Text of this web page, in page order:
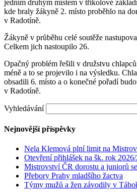
jedním druhým místem v tříkolové
kde braly žákyně 2. místo proběhlo na
v Radotíně.
Žákyně v průběhu celé soutěže
Celkem jich nastoupilo 26.
Opačný problém řešili v družstvu
méně a to se projevilo i na výsledku.
obsadili 6. místo a o konečné pořadí
v Radotíně.
Vyhledávání
Nejnovější příspěvky
Nela Klemová plní limit na
Otevření přihlášek na šk. rok
Mistrovství ČR dorostu a juniorů
Přebory Prahy mladšího žactva
Týmy mužů a žen závodily v